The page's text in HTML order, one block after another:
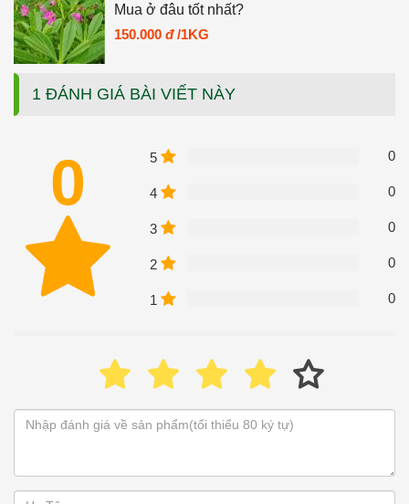
Mua ở đâu tốt nhất?
150.000 đ /1KG
1 ĐÁNH GIÁ BÀI VIẾT NÀY
0 5 0
4 0
3 0
2 0
1 0